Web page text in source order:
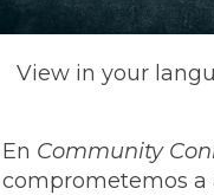
View in your
En Community
comprometemos a